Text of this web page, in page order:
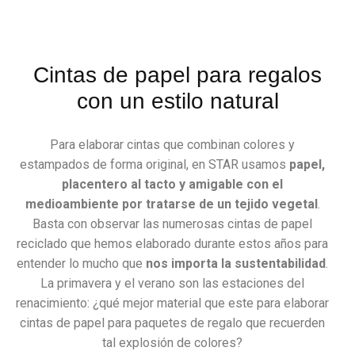
Cintas de papel para regalos
con un estilo natural
Para elaborar cintas que combinan colores y
estampados de forma original, en STAR usamos papel,
placentero al tacto y amigable con el
medioambiente por tratarse de un tejido vegetal.
Basta con observar las numerosas cintas de papel
reciclado que hemos elaborado durante estos años para
entender lo mucho que nos importa la sustentabilidad
La primavera y el verano son las estaciones del
renacimiento: ¿qué mejor material que este para elaborar
cintas de papel para paquetes de regalo que recuerden
tal explosión de colores?